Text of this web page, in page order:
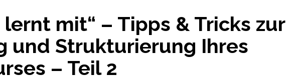
lernt mit“ – Tipps & Tricks zur
und Strukturierung Ihres
– Teil 2